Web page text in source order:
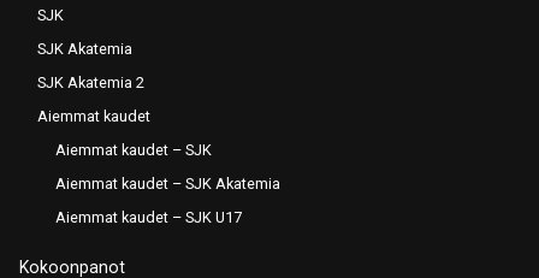
SJK
SJK Akatemia
SJK Akatemia 2
Aiemmat kaudet
Aiemmat kaudet – SJK
Aiemmat kaudet – SJK Akatemia
Aiemmat kaudet – SJK U17
Kokoonpanot